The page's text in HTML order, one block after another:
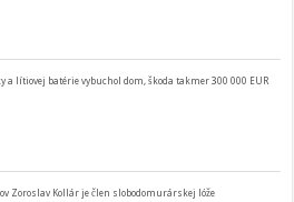
a lítiovej batérie vybuchol dom, škoda takmer 300 000 EUR
Zoroslav Kollár je člen slobodomurárskej lóže